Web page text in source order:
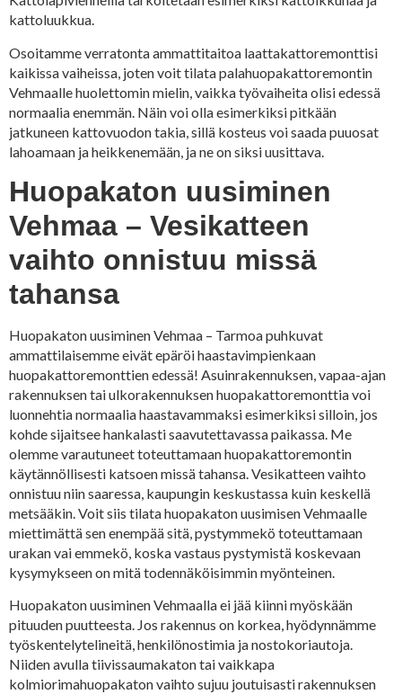
kattoluukkua.
Osoitamme verratonta ammattitaitoa laattakattoremonttisi
kaikissa vaiheissa, joten voit tilata palahuopakattoremontin
Vehmaalle huolettomin mielin, vaikka työvaiheita olisi edessä
normaalia enemmän. Näin voi olla esimerkiksi pitkään
jatkuneen kattovuodon takia, sillä kosteus voi saada puuosat
lahoamaan ja heikkenemään, ja ne on siksi uusittava.
Huopakaton uusiminen
Vehmaa – Vesikatteen
vaihto onnistuu missä
tahansa
Huopakaton uusiminen Vehmaa – Tarmoa puhkuvat
ammattilaisemme eivät epäröi haastavimpienkaan
huopakattoremonttien edessä! Asuinrakennuksen, vapaa-ajan
rakennuksen tai ulkorakennuksen huopakattoremonttia voi
luonnehtia normaalia haastavammaksi esimerkiksi silloin, jos
kohde sijaitsee hankalasti saavutettavassa paikassa. Me
olemme varautuneet toteuttamaan huopakattoremontin
käytännöllisesti katsoen missä tahansa. Vesikatteen vaihto
onnistuu niin saaressa, kaupungin keskustassa kuin keskellä
metsääkin. Voit siis tilata huopakaton uusimisen Vehmaalle
miettimättä sen enempää sitä, pystymmekö toteuttamaan
urakan vai emmekö, koska vastaus pystymistä koskevaan
kysymykseen on mitä todennäköisimmin myönteinen.
Huopakaton uusiminen Vehmaalla ei jää kiinni myöskään
pituuden puutteesta. Jos rakennus on korkea, hyödynnämme
työskentelytelineitä, henkilönostimia ja nostokoriautoja.
Niiden avulla tiivissaumakaton tai vaikkapa
kolmiorimahuopakaton vaihto sujuu joutuisasti rakennuksen